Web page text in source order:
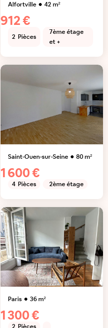
Alfortville 42m²
912 €
2 Pièces
7ème étage
et +
Saint-Ouen-sur-Seine 80m²
1 600 €
4 Pièces 2ème étage
Paris 36m²
1 300 €